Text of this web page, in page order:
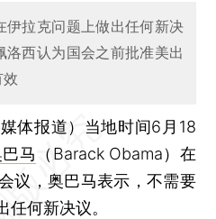
伊拉克问题上做出任何新决
西认为国会之前批准美出
体报道） 当地时间6月18
马
（Barack Obama）在
议，奥巴马表示，不需要
任何新决议。